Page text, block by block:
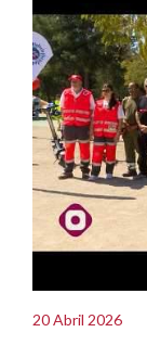
20 Abril 2026